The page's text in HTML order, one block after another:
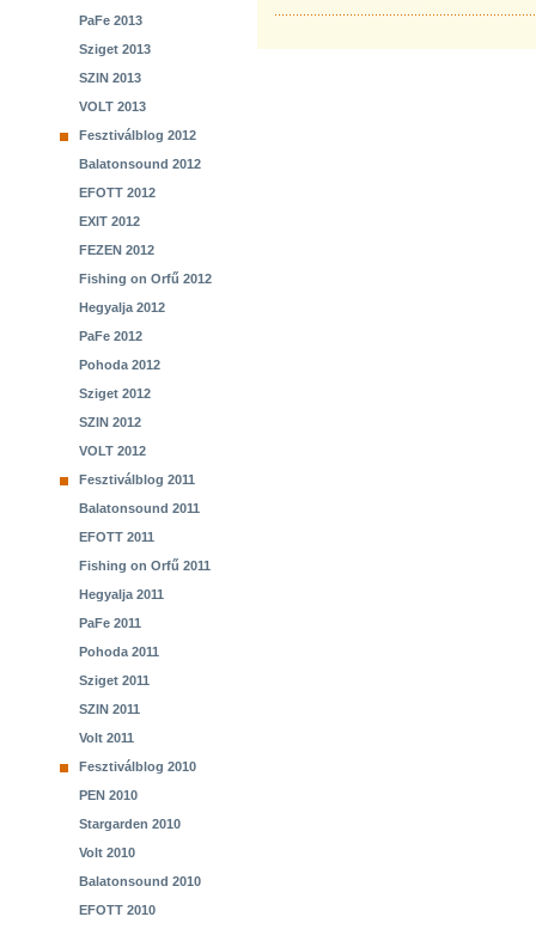
PaFe 2013
Sziget 2013
SZIN 2013
VOLT 2013
Fesztiválblog 2012
Balatonsound 2012
EFOTT 2012
EXIT 2012
FEZEN 2012
Fishing on Orfű 2012
Hegyalja 2012
PaFe 2012
Pohoda 2012
Sziget 2012
SZIN 2012
VOLT 2012
Fesztiválblog 2011
Balatonsound 2011
EFOTT 2011
Fishing on Orfű 2011
Hegyalja 2011
PaFe 2011
Pohoda 2011
Sziget 2011
SZIN 2011
Volt 2011
Fesztiválblog 2010
PEN 2010
Stargarden 2010
Volt 2010
Balatonsound 2010
EFOTT 2010